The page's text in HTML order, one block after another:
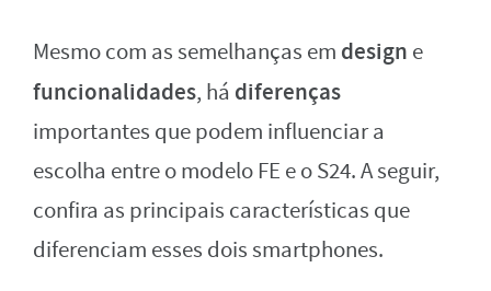
Mesmo com as semelhanças em design e
funcionalidades, há diferenças
importantes que podem influenciar a
escolha entre o modelo FE e o S24. A seguir,
confira as principais características que
diferenciam esses dois smartphones.